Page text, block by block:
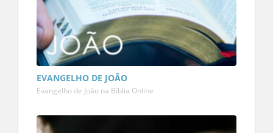
EVANGELHO DE JOÃO
Evangelho de João na Bíblia Online